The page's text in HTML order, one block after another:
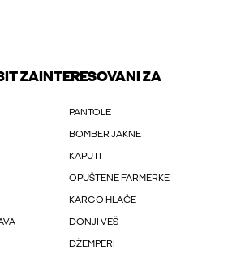
ZAINTERESOVANI ZA
PANTOLE
BOMBER JAKNE
KAPUTI
OPUŠTENE FARMERKE
KARGO HLAČE
DONJI VEŠ
DŽEMPERI